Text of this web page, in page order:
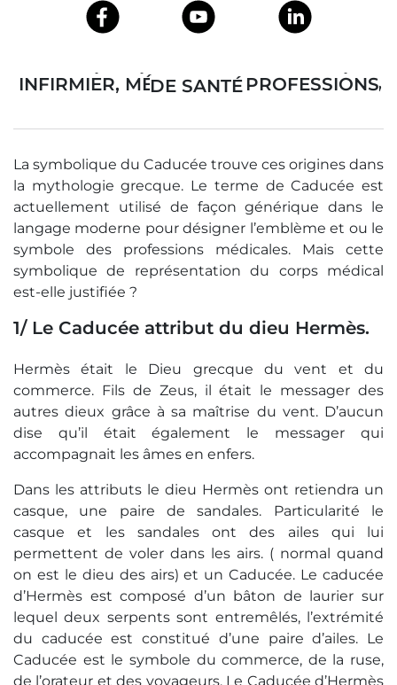
CADUCÉE MÉDICAL POUR INFIRMIÈRE, INFIRMIER, MÉDECIN ET PROFESSIONS DE SANTÉ
La symbolique du Caducée trouve ces origines dans
la mythologie grecque. Le terme de Caducée est
actuellement utilisé de façon générique dans le
langage moderne pour désigner l’emblème et ou le
symbole des professions médicales. Mais cette
symbolique de représentation du corps médical
est-elle justifiée ?
1/ Le Caducée attribut du dieu Hermès.
Hermès était le Dieu grecque du vent et du
commerce. Fils de Zeus, il était le messager des
autres dieux grâce à sa maîtrise du vent. D’aucun
dise qu’il était également le messager qui
accompagnait les âmes en enfers.
Dans les attributs le dieu Hermès ont retiendra un
casque, une paire de sandales. Particularité le
casque et les sandales ont des ailes qui lui
permettent de voler dans les airs. ( normal quand
on est le dieu des airs) et un Caducée. Le caducée
d’Hermès est composé d’un bâton de laurier sur
lequel deux serpents sont entremêlés, l’extrémité
du caducée est constitué d’une paire d’ailes. Le
Caducée est le symbole du commerce, de la ruse,
de l’orateur et des voyageurs. Le Caducée d’Hermès